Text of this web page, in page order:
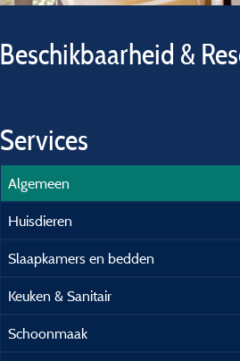
Beschikbaarheid &
Services
Algemeen
Huisdieren
Slaapkamers en bedden
Keuken & Sanitair
Schoonmaak